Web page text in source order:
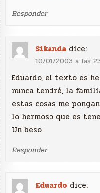
Responder
Sikanda dice:
10/01/2003 a las
Eduardo, el texto es
nunca tendré, la
estas cosas me
lo hermoso que es
Un beso
Responder
Eduardo dice: